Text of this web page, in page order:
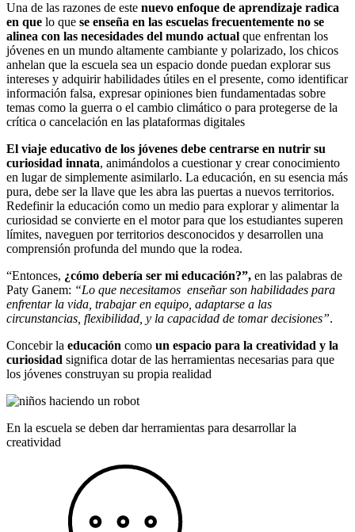
Una de las razones de este nuevo enfoque de aprendizaje radica
en que lo que se enseña en las escuelas frecuentemente no se
alinea con las necesidades del mundo actual que enfrentan los
jóvenes en un mundo altamente cambiante y polarizado, los chicos
anhelan que la escuela sea un espacio donde puedan explorar sus
intereses y adquirir habilidades útiles en el presente, como identificar
información falsa, expresar opiniones bien fundamentadas sobre
temas como la guerra o el cambio climático o para protegerse de la
crítica o cancelación en las plataformas digitales
El viaje educativo de los jóvenes debe centrarse en nutrir su
curiosidad innata, animándolos a cuestionar y crear conocimiento
en lugar de simplemente asimilarlo. La educación, en su esencia más
pura, debe ser la llave que les abra las puertas a nuevos territorios.
Redefinir la educación como un medio para explorar y alimentar la
curiosidad se convierte en el motor para que los estudiantes superen
límites, naveguen por territorios desconocidos y desarrollen una
comprensión profunda del mundo que la rodea.
“Entonces, ¿cómo debería ser mi educación?”, en las palabras de
Paty Ganem: “Lo que necesitamos enseñar son habilidades para
enfrentar la vida, trabajar en equipo, adaptarse a las
circunstancias, flexibilidad, y la capacidad de tomar decisiones”.
Concebir la educación como un espacio para la creatividad y la
curiosidad significa dotar de las herramientas necesarias para que
los jóvenes construyan su propia realidad
En la escuela se deben dar herramientas para desarrollar la
creatividad